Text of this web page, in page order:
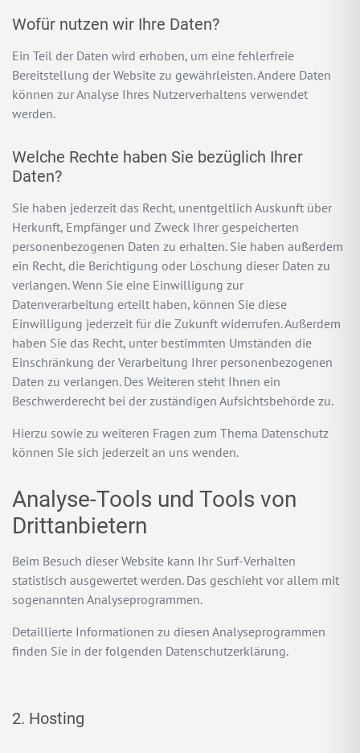
Wofür nutzen wir Ihre Daten?
Ein Teil der Daten wird erhoben, um eine fehlerfreie
Bereitstellung der Website zu gewährleisten. Andere Daten
können zur Analyse Ihres Nutzerverhaltens verwendet
werden.
Welche Rechte haben Sie bezüglich Ihrer
Daten?
Sie haben jederzeit das Recht, unentgeltlich Auskunft über
Herkunft, Empfänger und Zweck Ihrer gespeicherten
personenbezogenen Daten zu erhalten. Sie haben außerdem
ein Recht, die Berichtigung oder Löschung dieser Daten zu
verlangen. Wenn Sie eine Einwilligung zur
Datenverarbeitung erteilt haben, können Sie diese
Einwilligung jederzeit für die Zukunft widerrufen. Außerdem
haben Sie das Recht, unter bestimmten Umständen die
Einschränkung der Verarbeitung Ihrer personenbezogenen
Daten zu verlangen. Des Weiteren steht Ihnen ein
Beschwerderecht bei der zuständigen Aufsichtsbehörde zu.
Hierzu sowie zu weiteren Fragen zum Thema Datenschutz
können Sie sich jederzeit an uns wenden.
Analyse-Tools und Tools von
Dritt­anbietern
Beim Besuch dieser Website kann Ihr Surf-Verhalten
statistisch ausgewertet werden. Das geschieht vor allem mit
sogenannten Analyseprogrammen.
Detaillierte Informationen zu diesen Analyseprogrammen
finden Sie in der folgenden Datenschutzerklärung.
2. Hosting